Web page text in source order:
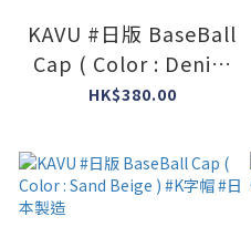
KAVU #日版 BaseBall
Cap ( Color : Denim
) #K字帽 #日本製造
HK$380.00